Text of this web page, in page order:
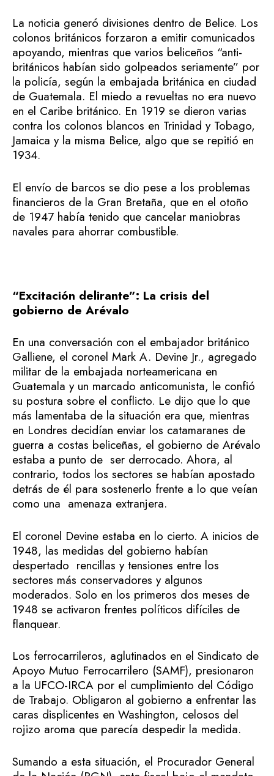
La noticia generó divisiones dentro de Belice. Los
colonos británicos forzaron a emitir comunicados
apoyando, mientras que varios beliceños “anti-
británicos habían sido golpeados seriamente” por
la policía, según la embajada británica en ciudad
de Guatemala. El miedo a revueltas no era nuevo
en el Caribe británico. En 1919 se dieron varias
contra los colonos blancos en Trinidad y Tobago,
Jamaica y la misma Belice, algo que se repitió en
1934.
El envío de barcos se dio pese a los problemas
financieros de la Gran Bretaña, que en el otoño
de 1947 había tenido que cancelar maniobras
navales para ahorrar combustible.
“Excitación delirante”: La crisis del
gobierno de Arévalo
En una conversación con el embajador británico
Galliene, el coronel Mark A. Devine Jr., agregado
militar de la embajada norteamericana en
Guatemala y un marcado anticomunista, le confió
su postura sobre el conflicto. Le dijo que lo que
más lamentaba de la situación era que, mientras
en Londres decidían enviar los catamaranes de
guerra a costas beliceñas, el gobierno de Arévalo
estaba a punto de ser derrocado. Ahora, al
contrario, todos los sectores se habían apostado
detrás de él para sostenerlo frente a lo que veían
como una amenaza extranjera.
El coronel Devine estaba en lo cierto. A inicios de
1948, las medidas del gobierno habían
despertado rencillas y tensiones entre los
sectores más conservadores y algunos
moderados. Solo en los primeros dos meses de
1948 se activaron frentes políticos difíciles de
flanquear.
Los ferrocarrileros, aglutinados en el Sindicato de
Apoyo Mutuo Ferrocarrilero (SAMF), presionaron
a la UFCO-IRCA por el cumplimiento del Código
de Trabajo. Obligaron al gobierno a enfrentar las
caras displicentes en Washington, celosos del
rojizo aroma que parecía despedir la medida.
Sumando a esta situación, el Procurador General